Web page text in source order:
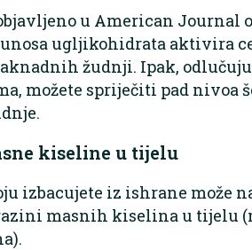
u American
unosa ugljikohidrata aktivira
žudnji. Ipak,
možete spriječiti pad nivoa
kiseline u tijelu
izbacujete iz ishrane može
masnih kiselina u tijelu